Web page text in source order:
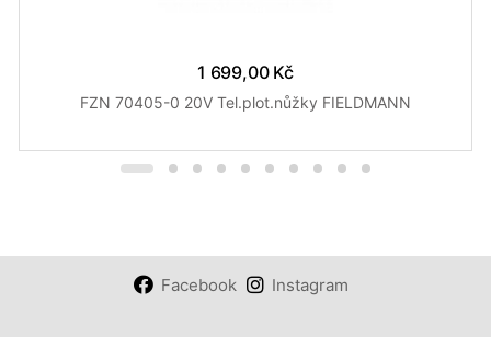
1 699,00 Kč
FZN 70405-0 20V Tel.plot.nůžky FIELDMANN
Facebook Instagram